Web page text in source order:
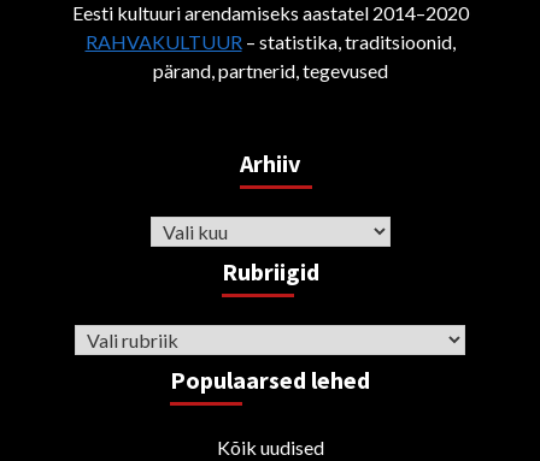
Eesti kultuuri arendamiseks aastatel 2014–2020
RAHVAKULTUUR– statistika, traditsioonid,
pärand, partnerid, tegevused
Arhiiv
Arhiiv
Rubriigid
Rubriigid
Populaarsed lehed
Kõik uudised